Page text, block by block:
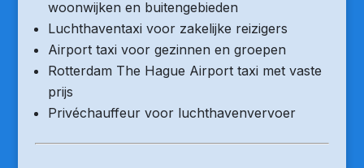
woonwijken en buitengebieden
Luchthaventaxi voor zakelijke reizigers
Airport taxi voor gezinnen en groepen
Rotterdam The Hague Airport taxi met vaste
prijs
Privéchauffeur voor luchthavenvervoer